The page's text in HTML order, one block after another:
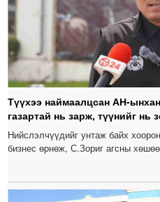
Түүхээ наймаалцсан АН-
газартай нь зарж, түүнийг нь
Нийслэлчүүдийг унтаж байх
бизнес өрнөж, С.Зориг агсны